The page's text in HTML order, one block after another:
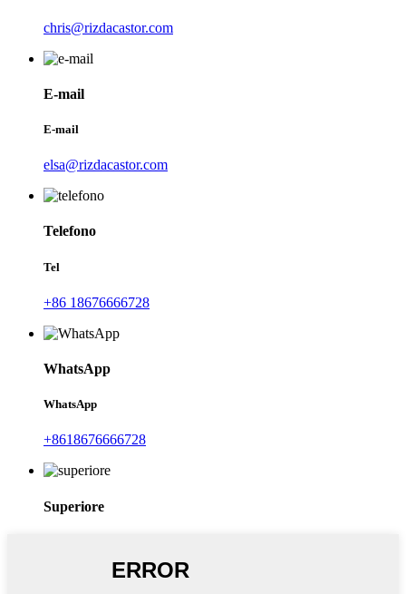
chris@rizdacastor.com
E-mail
E-mail
elsa@rizdacastor.com
Telefono
Tel
+86 18676666728
WhatsApp
WhatsApp
+8618676666728
Superiore